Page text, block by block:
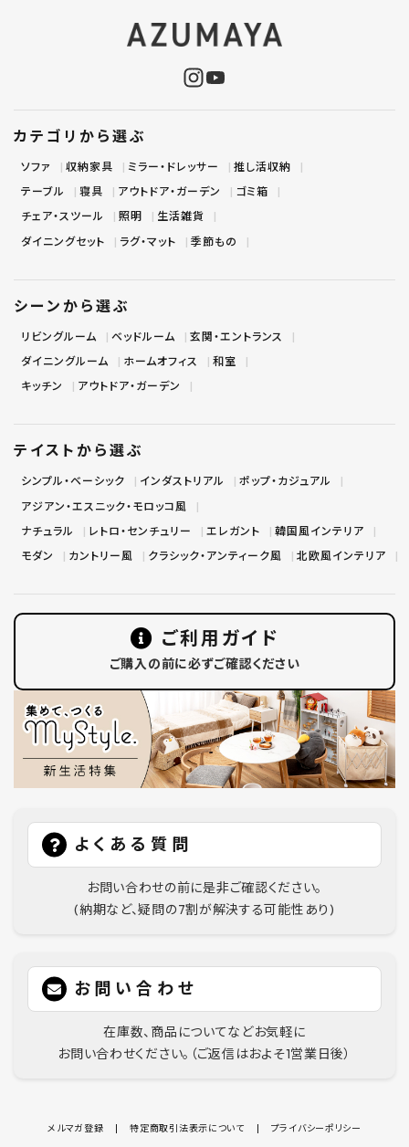
カテゴリから選ぶ
ソファ 収納家具 ミラー・ドレッサー
推し活収納
テーブル
寝具 アウトドア・ガーデン
ゴミ箱
チェア・スツール
照明
生活雑貨
ダイニングセット
ラグ・マット 季節もの
シーンから選ぶ
リビングルーム ベッドルーム
玄関・エントランス
ダイニングルーム
ホームオフィス
和室
キッチン
アウトドア・ガーデン
テイストから選ぶ
シンプル・ベーシック インダストリアル
ポップ・カジュアル
アジアン・エスニック・モロッコ風
ナチュラル
レトロ・センチュリー エレガント
韓国風インテリア
モダン
カントリー風 クラシック・アンティーク風 北欧風インテリア
ご利用ガイド
ご購入の前に必ずご確認ください
よくある質問
お問い合わせの前に是非ご確認ください。
(納期など、疑問の7割が解決する可能性あり)
お問い合わせ
在庫数、商品についてなどお気軽に
お問い合わせください。（ご返信はおよそ1営業日後）
メルマガ登録 特定商取引法表示について プライバシーポリシー